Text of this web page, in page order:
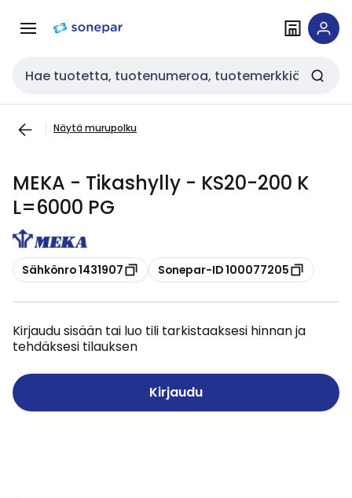
navigointiinsisältöön
Haku
Näytä murupolku
MEKA - Tikashylly - KS20-200 K
L=6000 PG
Kopioi
Sähkönro 1431907 Kopioi
Sonepar-ID 100077205
Kirjaudu sisään tai luo tili tarkistaaksesi hinnan ja
tehdäksesi tilauksen
Kirjaudu